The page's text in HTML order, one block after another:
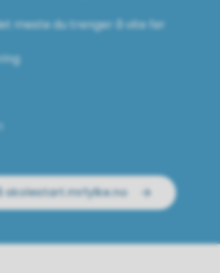
meste du trenger å vite før
skolestart.mrfylke.no